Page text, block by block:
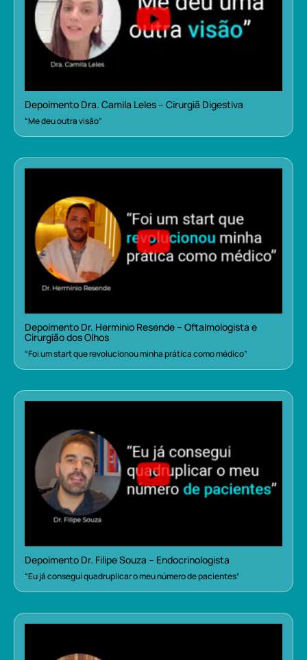
Depoimento Dra. Camila Leles – Cirurgiã Digestiva
“Me deu outra visão”
Depoimento Dr. Herminio Resende – Oftalmologista e
Cirurgião dos Olhos
“Foi um start que revolucionou minha prática como médico”
Depoimento Dr. Filipe Souza – Endocrinologista
“Eu já consegui quadruplicar o meu número de pacientes”